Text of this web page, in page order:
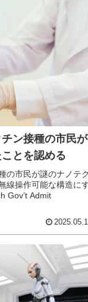
ン接種の市民が
とを認める
の市民が謎のナノテク
線操作可能な構造に
Gov’t Admit